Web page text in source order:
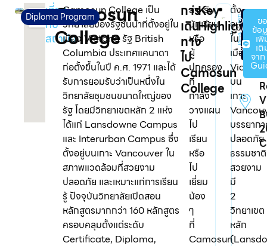
Diploma Program
เกี่ยว
กับ
สถาบัน
Camosun
College
Camosun College เป็น
วิทยาลัยของรัฐชั้นนำที่ตั้งอยู่ใน
เมือง Victoria รัฐ British
Columbia ประเทศแคนาดา
ก่อตั้งขึ้นในปี ค.ศ. 1971 และได้
รับการยอมรับว่าเป็นหนึ่งใน
วิทยาลัยชุมชนขนาดใหญ่ของ
รัฐ โดยมีวิทยาเขตหลัก 2 แห่ง
ได้แก่ Lansdowne Campus
และ Interurban Campus ซึ่ง
ตั้งอยู่บนเกาะ Vancouver ใน
สภาพแวดล้อมที่สวยงาม
ปลอดภัย และเหมาะแก่การเรียน
รู้ ปัจจุบันวิทยาลัยเปิดสอน
หลักสูตรมากกว่า 160 หลักสูตร
ครอบคลุมตั้งแต่ระดับ
Certificate, Diploma,
การ
เดิน
ทาง
ไป
Camosun
College
สำหรับ
นักเรียน
หรือ
ผู้
ปกครอง
ที่
กำลัง
วางแผน
ไป
เรียน
หรือ
ไป
เยี่ยม
น้อง
ๆ
ที่
Camosun
Key
Highlights
ตั้ง
อยู่
ใน
เมือง
Victoria
บน
เกาะ
บรรยาก
ปลอดภัย
ธรรมชาติ
สวยงาม
มี
2
วิทยาเขต
หลัก
Official
ของ
โรงเรียน
ข
ข้อ
เ
เ
จา